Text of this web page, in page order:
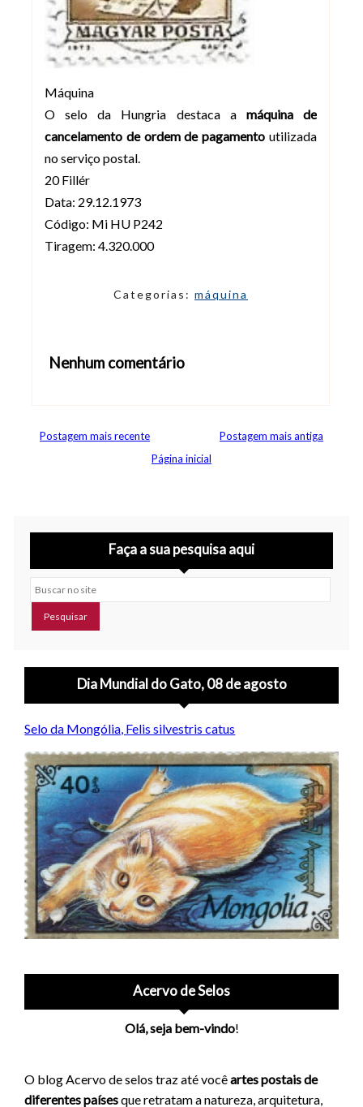
Máquina
O selo da Hungria destaca a máquina de
cancelamento de ordem de pagamento utilizada
no serviço postal.
20 Fillér
Data: 29.12.1973
Código: Mi HU P242
Tiragem: 4.320.000
Categorias: máquina
Nenhum comentário
Postagem mais recente
Postagem mais antiga
Página inicial
Faça a sua pesquisa aqui
Buscar no site
Dia Mundial do Gato, 08 de agosto
Selo da Mongólia, Felis silvestris catus
Acervo de Selos
Olá, seja bem-vindo!
O blog Acervo de selos traz até vocêartes postais de
diferentes paísesque retratam a natureza, arquitetura,